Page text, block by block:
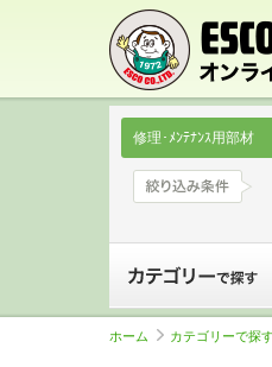
修理･ﾒﾝﾃﾅﾝｽ用部材
ホーム カテゴリーで探